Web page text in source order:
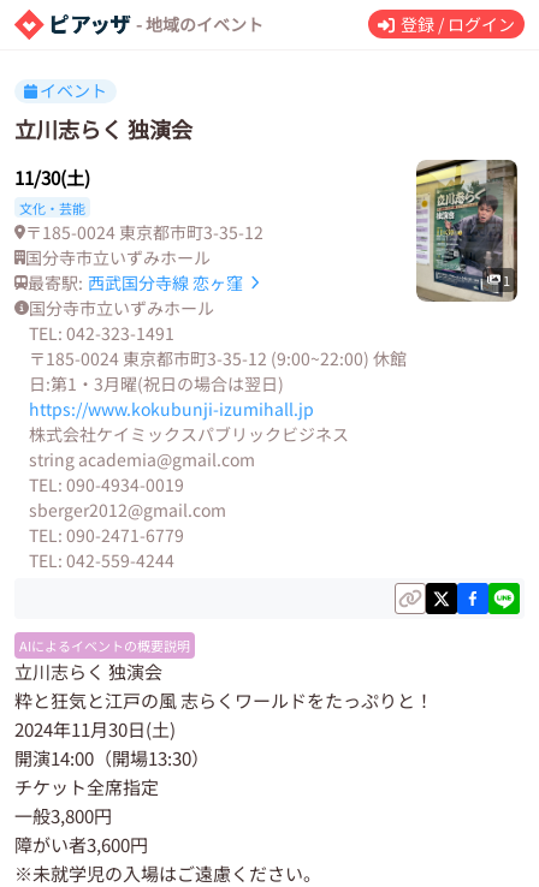
- 地域のイベント 登録 / ログイン
イベント
立川志らく 独演会
11/30(土)
文化・芸能
〒185-0024 東京都市町3-35-12
国分寺市立いずみホール
最寄駅: 西武国分寺線 恋ヶ窪
国分寺市立いずみホール
TEL: 042-323-1491
〒185-0024 東京都市町3-35-12 (9:00~22:00) 休館
日:第1・3月曜(祝日の場合は翌日)
https://www.kokubunji-izumihall.jp
株式会社ケイミックスパブリックビジネス
string academia@gmail.com
TEL: 090-4934-0019
sberger2012@gmail.com
TEL: 090-2471-6779
TEL: 042-559-4244
1
AIによるイベントの概要説明
立川志らく 独演会
粋と狂気と江戸の風 志らくワールドをたっぷりと！
2024年11月30日(土)
開演14:00（開場13:30）
チケット全席指定
一般3,800円
障がい者3,600円
※未就学児の入場はご遠慮ください。